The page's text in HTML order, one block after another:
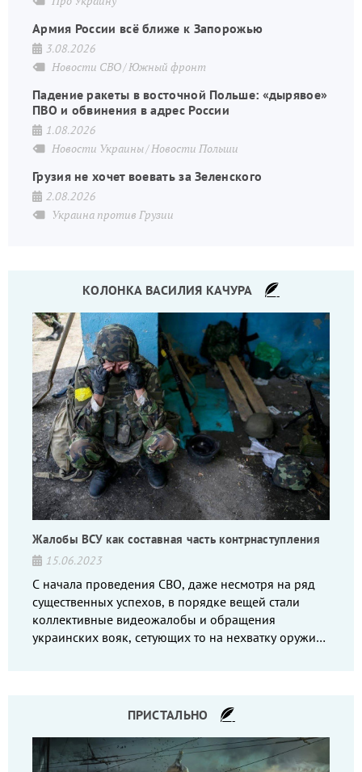
Армия России всё ближе к Запорожью
3.08.2026
Новости СВО Южный фронт
Падение ракеты в восточной Польше: «дырявое»
ПВО и обвинения в адрес России
1.08.2026
Новости Украины Новости Польши
Грузия не хочет воевать за Зеленского
2.08.2026
Украина против Грузии
КОЛОНКА ВАСИЛИЯ КАЧУРА
Жалобы ВСУ как составная часть контрнаступления
15.06.2023
С начала проведения СВО, даже несмотря на ряд
существенных успехов, в порядке вещей стали
коллективные видеожалобы и обращения
украинских вояк, сетующих то на нехватку оружия,
ПРИСТАЛЬНО